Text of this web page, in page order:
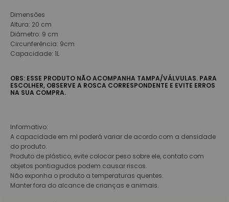
Dimensões
Altura: 20 cm
Diâmetro: 9 cm
Circunferência: 9cm
Capacidade: 1L
OBS: ESSE PRODUTO NÃO ACOMPANHA TAMPA/VÁLVULAS. PARA
ESCOLHER, OBSERVE A ROSCA CORRESPONDENTE E EVITE ERROS
NA SUA COMPRA.
Informativo:
A capacidade em ml poderá variar de acordo com a densidade
do produto.
Produto de plástico, evite colocar peso sobre ele, contato com
objetos pontiagudos podem causar riscos.
Não exponha o produto a temperaturas quentes.
Manter fora do alcance de crianças e animais.